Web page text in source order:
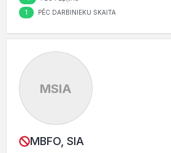
1 PĒC DARBINIEKU SKAITA
MSIA
MBFO, SIA